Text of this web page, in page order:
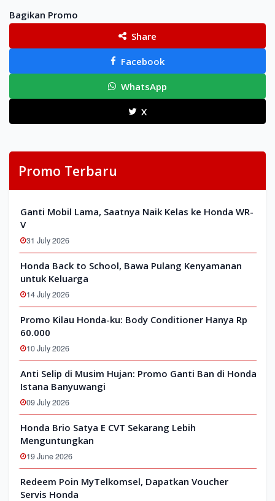
Bagikan Promo
Share
Facebook
WhatsApp
X
Promo Terbaru
Ganti Mobil Lama, Saatnya Naik Kelas ke Honda WR-
V
31 July 2026
Honda Back to School, Bawa Pulang Kenyamanan
untuk Keluarga
14 July 2026
Promo Kilau Honda-ku: Body Conditioner Hanya Rp
60.000
10 July 2026
Anti Selip di Musim Hujan: Promo Ganti Ban di Honda
Istana Banyuwangi
09 July 2026
Honda Brio Satya E CVT Sekarang Lebih
Menguntungkan
19 June 2026
Redeem Poin MyTelkomsel, Dapatkan Voucher
Servis Honda